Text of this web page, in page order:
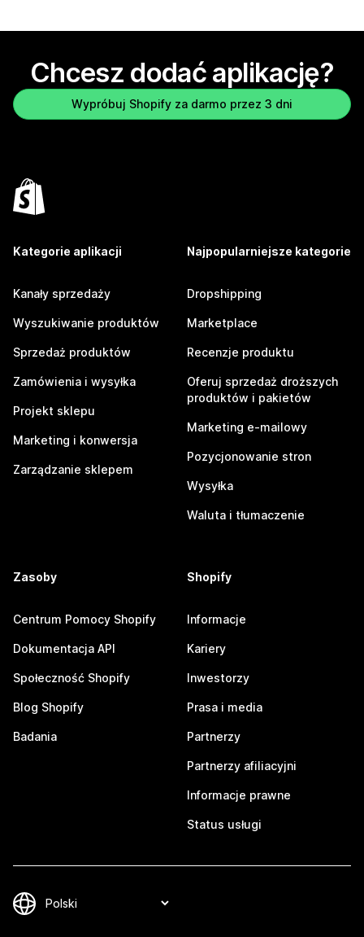
Chcesz dodać aplikację?
Wypróbuj Shopify za darmo przez 3 dni
Kategorie aplikacji
Kanały sprzedaży
Wyszukiwanie produktów
Sprzedaż produktów
Zamówienia i wysyłka
Projekt sklepu
Marketing i konwersja
Zarządzanie sklepem
Najpopularniejsze kategorie
Dropshipping
Marketplace
Recenzje produktu
Oferuj sprzedaż droższych
produktów i pakietów
Marketing e-mailowy
Pozycjonowanie stron
Wysyłka
Waluta i tłumaczenie
Zasoby
Centrum Pomocy Shopify
Dokumentacja API
Społeczność Shopify
Blog Shopify
Badania
Shopify
Informacje
Kariery
Inwestorzy
Prasa i media
Partnerzy
Partnerzy afiliacyjni
Informacje prawne
Status usługi